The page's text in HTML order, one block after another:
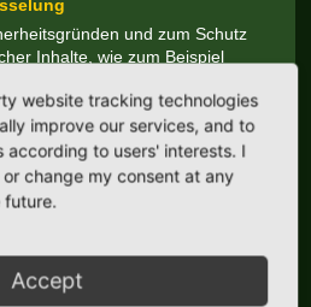
und zum Schutz
Inhalte, wie zum Beispiel
SSL- bzw. TLS-
Verbindung erkennen
des Browsers von „http://“
an dem Schloss-Symbol in Ihrer
an uns übermitteln, nicht von
website tracking technologies
improve our services, and to
according to users' interests. I
change my consent at any
Accept